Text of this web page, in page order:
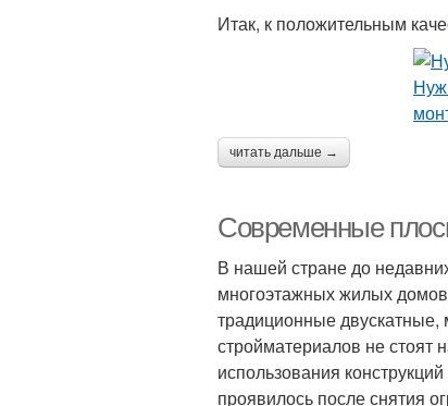
Итак, к положительным
читать дальше →
Современные
В нашей стране до
многоэтажных жилых
традиционные
стройматериалов не стоят
использования
проявилось после снятия